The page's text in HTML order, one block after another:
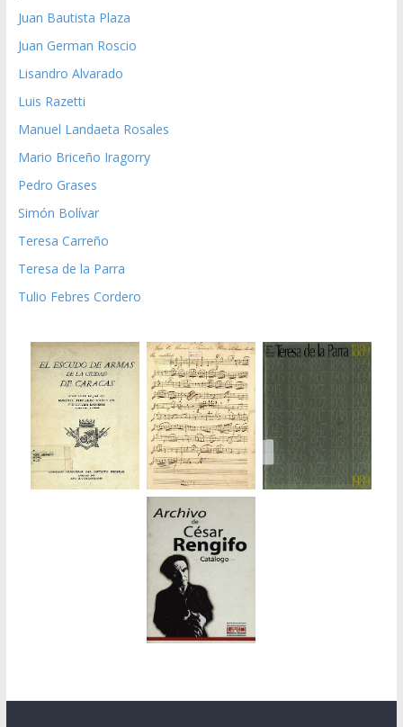
Juan Bautista Plaza
Juan German Roscio
Lisandro Alvarado
Luis Razetti
Manuel Landaeta Rosales
Mario Briceño Iragorry
Pedro Grases
Simón Bolívar
Teresa Carreño
Teresa de la Parra
Tulio Febres Cordero